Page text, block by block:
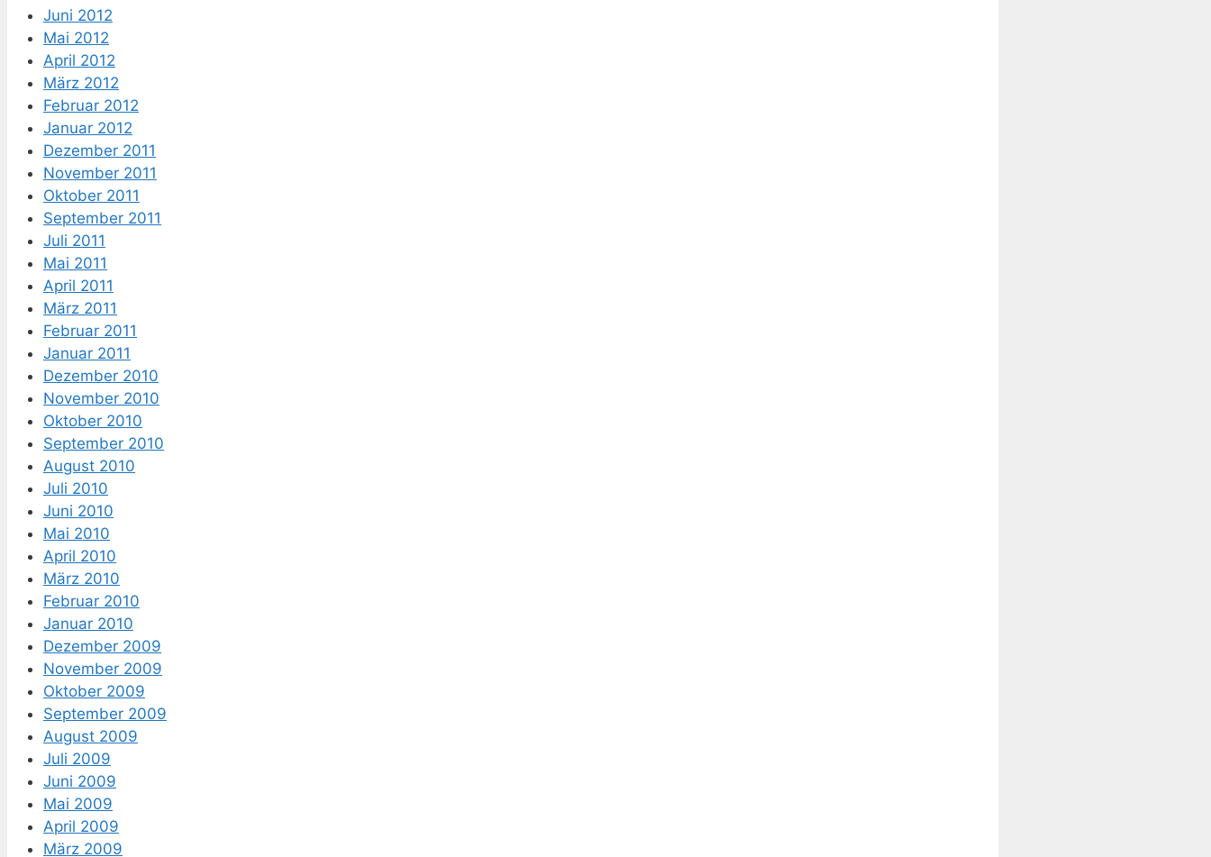
Juni 2012
Mai 2012
April 2012
März 2012
Februar 2012
Januar 2012
Dezember 2011
November 2011
Oktober 2011
September 2011
Juli 2011
Mai 2011
April 2011
März 2011
Februar 2011
Januar 2011
Dezember 2010
November 2010
Oktober 2010
September 2010
August 2010
Juli 2010
Juni 2010
Mai 2010
April 2010
März 2010
Februar 2010
Januar 2010
Dezember 2009
November 2009
Oktober 2009
September 2009
August 2009
Juli 2009
Juni 2009
Mai 2009
April 2009
März 2009